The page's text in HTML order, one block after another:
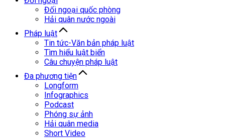
Đối ngoại quốc phòng
Hải quân nước ngoài
Pháp luật
Tin tức-Văn bản pháp luật
Tìm hiểu luật biển
Câu chuyện pháp luật
Đa phương tiện
Longform
Infographics
Podcast
Phóng sự ảnh
Hải quân media
Short Video